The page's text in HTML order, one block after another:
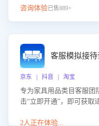
咨询体验已售889+
客服模拟接
京东 | 抖音 | 淘宝
专为家具用品类目客服团
击“立即开通”，即可获取
能、尺寸参数咨询等高频
2人正在体验...